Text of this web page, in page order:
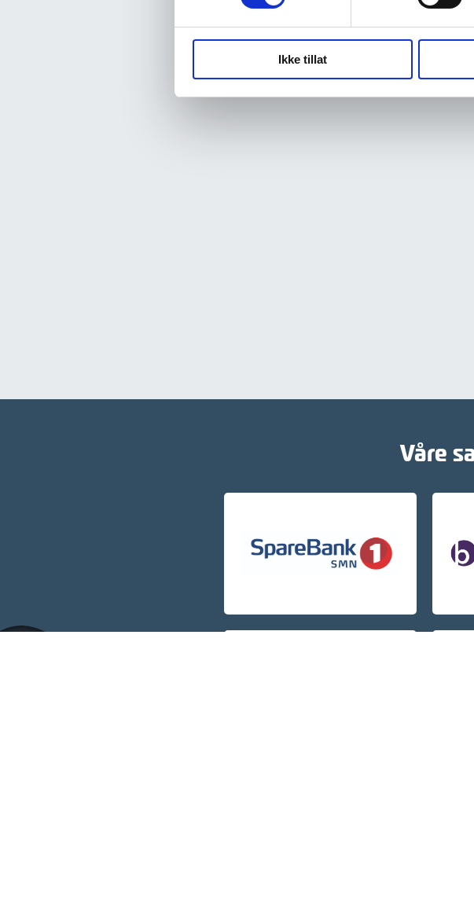
Ikke tillat
Våre